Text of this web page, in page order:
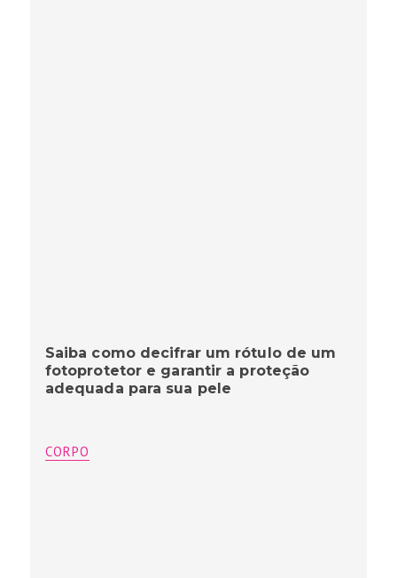
Saiba como decifrar um rótulo de um
fotoprotetor e garantir a proteção
adequada para sua pele
CORPO